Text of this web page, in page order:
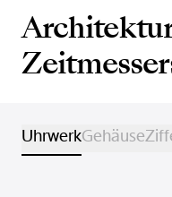
UhrwerkGehäuse